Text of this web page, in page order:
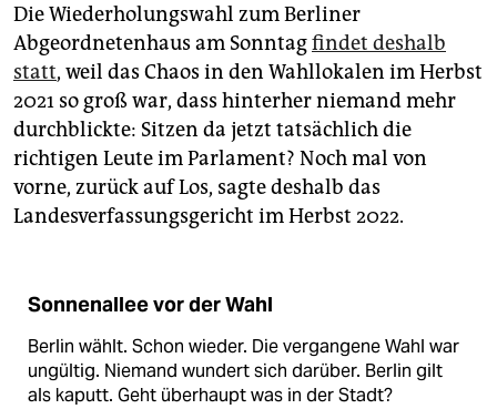
Die Wiederholungswahl zum Berliner
Abgeordnetenhaus am Sonntagfindet deshalb
statt, weil das Chaos in den Wahllokalen im Herbst
2021 so groß war, dass hinterher niemand mehr
durchblickte: Sitzen da jetzt tatsächlich die
richtigen Leute im Parlament? Noch mal von
vorne, zurück auf Los, sagte deshalb das
Landesverfassungsgericht im Herbst 2022.
Sonnenallee vor der Wahl
Berlin wählt. Schon wieder. Die vergangene Wahl war
ungültig. Niemand wundert sich darüber. Berlin gilt
als kaputt. Geht überhaupt was in der Stadt?